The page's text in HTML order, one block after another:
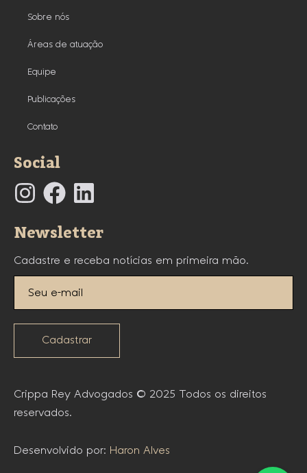
Sobre nós
Áreas de atuação
Equipe
Publicações
Contato
Social
Newsletter
Cadastre e receba notícias em primeira mão.
Cadastrar
Crippa Rey Advogados © 2025 Todos os direitos
reservados.
Desenvolvido por: Haron Alves